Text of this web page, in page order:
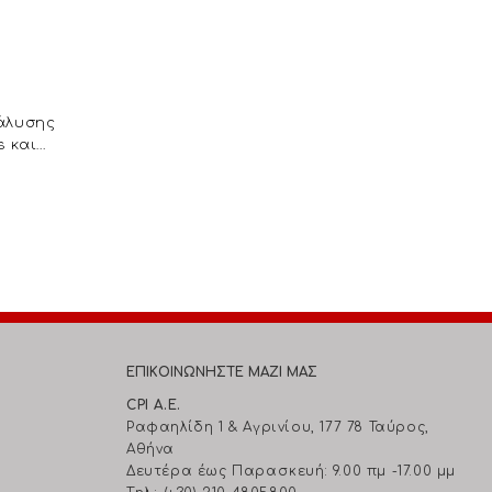
και
EΠΙΚΟΙΝΩΝΗΣΤΕ ΜΑΖΙ ΜΑΣ
CPI A.E.
Ραφαηλίδη 1 & Αγρινίου, 177 78 Ταύρος,
Αθήνα
Δευτέρα έως Παρασκευή: 9.00 πμ -17.00 μμ